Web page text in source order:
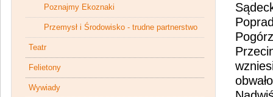
Poznajmy Ekoznaki
Przemysł i Środowisko - trudne partnerstwo
Teatr
Felietony
Wywiady